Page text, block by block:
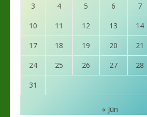
3 4 5 6 7
10 11 12 13 14
17 18 19 20 21
24 25 26 27 28
31
« Jūn